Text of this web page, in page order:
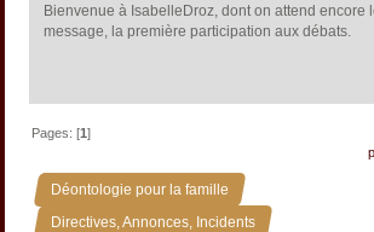
Bienvenue à IsabelleDroz, dont on attend encore
message, la première participation aux débats.
Pages: [1]
Déontologie pour la famille »
Directives, Annonces, Incidents »